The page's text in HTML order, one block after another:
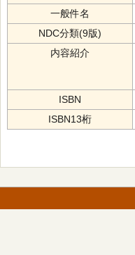
一般件名
NDC分類(9版)
内容紹介
ISBN
ISBN13桁